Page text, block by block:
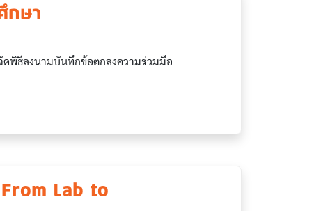
กษา
ดพิธีลงนามบันทึกข้อตกลงความร่วมมือ
Lab to